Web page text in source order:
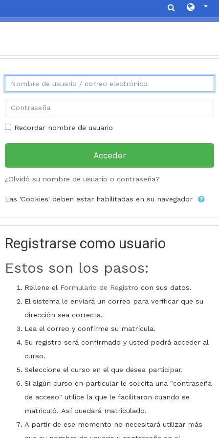
Saltar al contenido principal
Nombre de usuario / correo electrónico
Contraseña
Recordar nombre de usuario
Acceder
¿Olvidó su nombre de usuario o contraseña?
Las 'Cookies' deben estar habilitadas en su navegador
Registrarse como usuario
Estos son los pasos:
Rellene el Formulario de Registro con sus datos.
El sistema le enviará un correo para verificar que su
dirección sea correcta.
Lea el correo y confirme su matrícula.
Su registro será confirmado y usted podrá acceder al
curso.
Seleccione el curso en el que desea participar.
Si algún curso en particular le solicita una "contraseña
de acceso" utilice la que le facilitaron cuando se
matriculó. Así quedará matriculado.
A partir de ese momento no necesitará utilizar más